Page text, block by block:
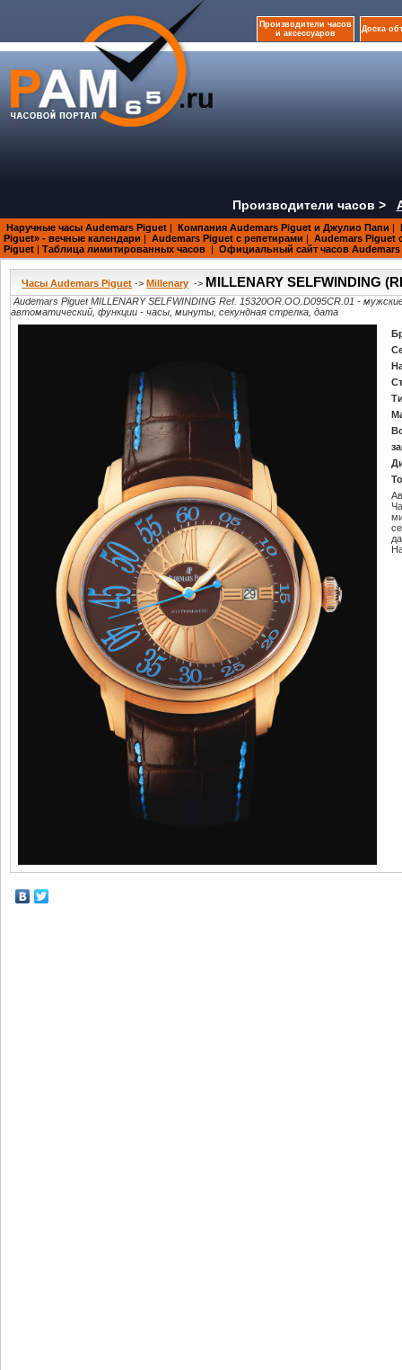
Производители часов
и аксессуаров
Доска
Производители часов >
Наручные часы Audemars Piguet | Компания Audemars Piguet и Джулио Папи |
Piguet» - вечные календари | Audemars Piguet с репетирами | Audemars Piguet
Piguet | Таблица лимитированных часов | Официальный сайт часов Audemars
Часы Audemars Piguet -> Millenary -> MILLENARY SELFWINDING
Audemars Piguet MILLENARY SELFWINDING Ref. 15320OR.OO.D095CR.01 -
автоматический, функции - часы, минуты, секундная стрелка, дата